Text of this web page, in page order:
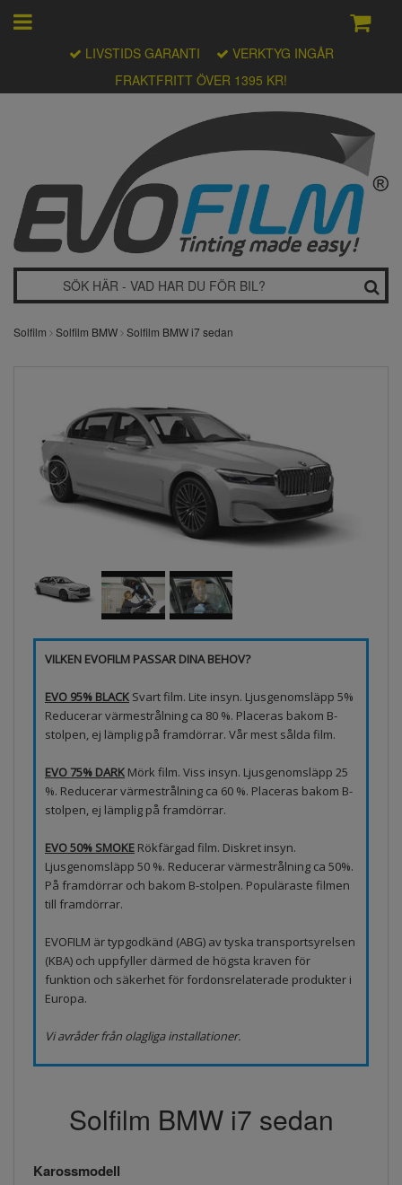
FRAKTFRITT ÖVER 1395 KR!
LIVSTIDS GARANTI VERKTYG INGÅR
Solfilm Solfilm BMW Solfilm BMW i7 sedan
VILKEN EVOFILM PASSAR DINA BEHOV?
EVO 95% BLACK Svart film. Lite insyn. Ljusgenomsläpp 5%
Reducerar värmestrålning ca 80 %. Placeras bakom B-
stolpen, ej lämplig på framdörrar. Vår mest sålda film.
EVO 75% DARK Mörk film. Viss insyn. Ljusgenomsläpp 25
%. Reducerar värmestrålning ca 60 %. Placeras bakom B-
stolpen, ej lämplig på framdörrar.
EVO 50% SMOKE Rökfärgad film. Diskret insyn.
Ljusgenomsläpp 50 %. Reducerar värmestrålning ca 50%.
På framdörrar och bakom B-stolpen. Populäraste filmen
till framdörrar.
EVOFILM är typgodkänd (ABG) av tyska transportsyrelsen
(KBA) och uppfyller därmed de högsta kraven för
funktion och säkerhet för fordonsrelaterade produkter i
Europa.
Vi avråder från olagliga installationer.
Solfilm BMW i7 sedan
Karossmodell